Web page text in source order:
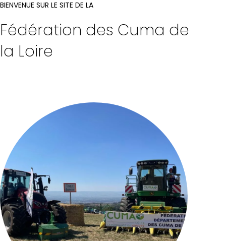
BIENVENUE SUR LE SITE DE LA
Fédération des Cuma de
la Loire